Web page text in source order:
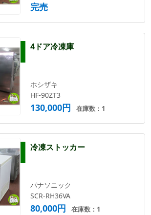
完売
4ドア冷凍庫
ホシザキ
HF-90ZT3
130,000円 在庫数：1
冷凍ストッカー
パナソニック
SCR-RH36VA
80,000円 在庫数：1